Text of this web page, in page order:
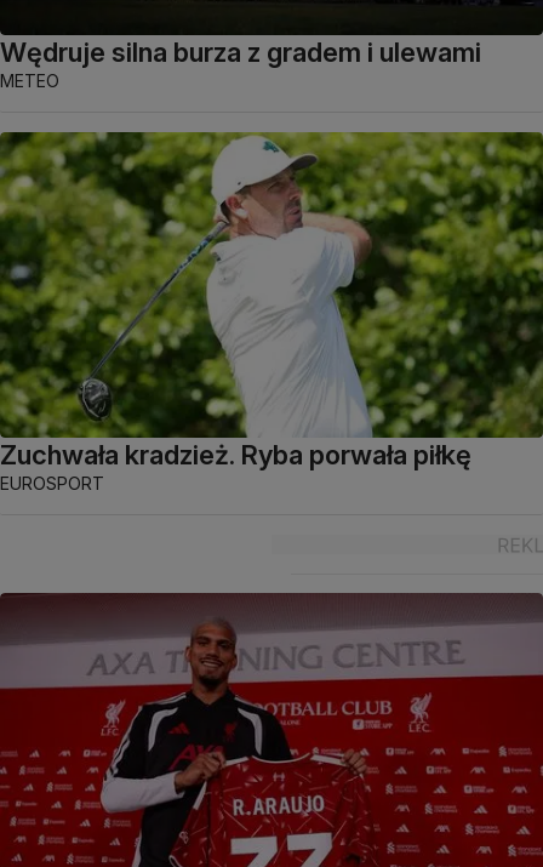
Wędruje silna burza z gradem i ulewami
METEO
Zuchwała kradzież. Ryba porwała piłkę
EUROSPORT